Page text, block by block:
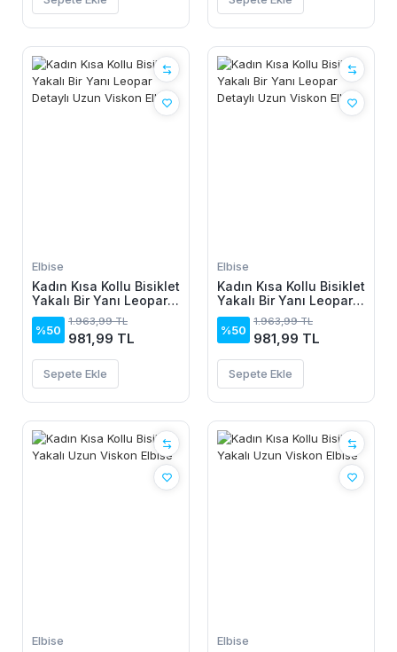
Elbise
Kadın Kısa Kollu Bisiklet
Yakalı Bir Yanı Leopar
Detaylı Uzun Viskon
Elbise
%50
1.963,99 TL
981,99 TL
Sepete Ekle
Elbise
Kadın Kısa Kollu Bisiklet
Yakalı Bir Yanı Leopar
Detaylı Uzun Viskon
Elbise
%50
1.963,99 TL
981,99 TL
Sepete Ekle
Elbise Elbise